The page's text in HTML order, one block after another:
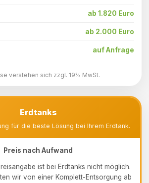
ab 1.820 Euro
ab 2.000 Euro
auf Anfrage
verstehen sich zzgl. 19% MwSt.
Erdtanks
für die beste Lösung bei Ihrem Erdtank.
Preis nach Aufwand
ist bei Erdtanks nicht möglich.
wir von einer Komplett-Entsorgung ab